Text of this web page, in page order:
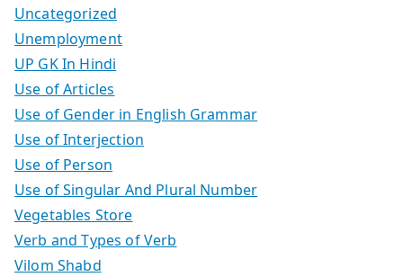
Uncategorized
Unemployment
UP GK In Hindi
Use of Articles
Use of Gender in English Grammar
Use of Interjection
Use of Person
Use of Singular And Plural Number
Vegetables Store
Verb and Types of Verb
Vilom Shabd